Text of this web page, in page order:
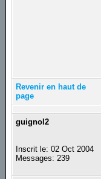
Revenir en haut de
page
guignol2
Inscrit le: 02 Oct 2004
Messages: 239